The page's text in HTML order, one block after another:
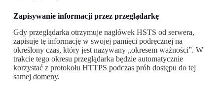
Zapisywanie informacji przez przeglądarkę
Gdy przeglądarka otrzymuje nagłówek HSTS od serwera,
zapisuje tę informację w swojej pamięci podręcznej na
określony czas, który jest nazywany „okresem ważności”. W
trakcie tego okresu przeglądarka będzie automatycznie
korzystać z protokołu HTTPS podczas prób dostępu do tej
samej domeny.